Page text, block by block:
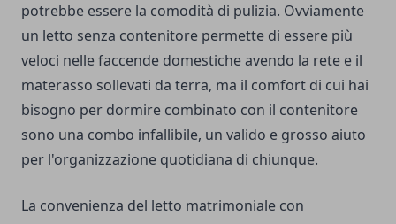
potrebbe essere la comodità di pulizia. Ovviamente
un letto senza contenitore permette di essere più
veloci nelle faccende domestiche avendo la rete e il
materasso sollevati da terra, ma il comfort di cui hai
bisogno per dormire combinato con il contenitore
sono una combo infallibile, un valido e grosso aiuto
per l'organizzazione quotidiana di chiunque.
La convenienza del letto matrimoniale con